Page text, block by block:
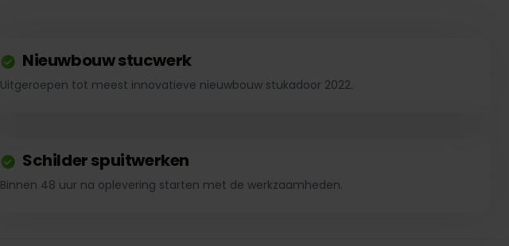
Nieuwbouw stucwerk
Uitgeroepen tot meest innovatieve nieuwbouw stukadoor 2022.
Schilder spuitwerken
Binnen 48 uur na oplevering starten met de werkzaamheden.